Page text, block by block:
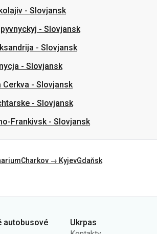
-Slovjansk
Cerkva-Slovjansk
-Slovjansk
Frankivsk-Slovjansk
Charkov → Kyjev
Zásady ochrany osobních
údajů